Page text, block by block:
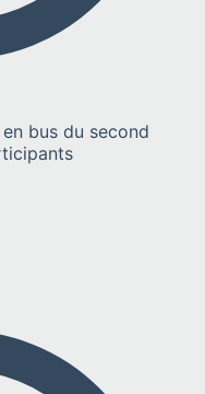
bus du second